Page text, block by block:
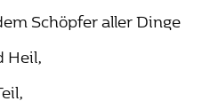
Schöpfer aller Dinge
Heil,